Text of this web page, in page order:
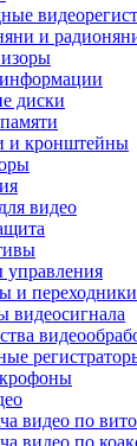
и
диски
и кронштейны
видео
управления
и переходники
видеосигнала
видео по
видео по